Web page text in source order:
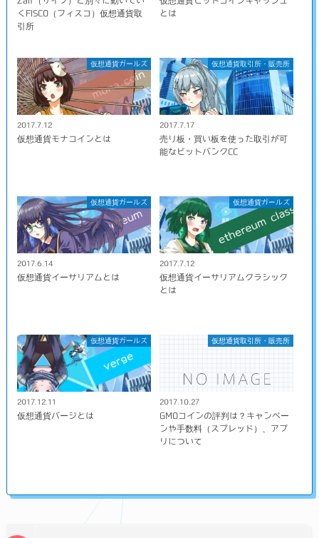
くFISCO（フィスコ）仮想通貨取
引所
とは
仮想通貨ガールズ
2017.7.12
仮想通貨モナコインとは
仮想通貨取引所・販売所
2017.7.17
売り板・買い板を使った取引が可
能なビットバンクCC
仮想通貨ガールズ
2017.6.14
仮想通貨イーサリアムとは
仮想通貨ガールズ
2017.7.12
仮想通貨イーサリアムクラシック
とは
仮想通貨ガールズ
2017.12.11
仮想通貨バージとは
仮想通貨取引所・販売所
2017.10.27
GMOコインの評判は？キャンペー
ンや手数料（スプレッド）、アプ
リについて